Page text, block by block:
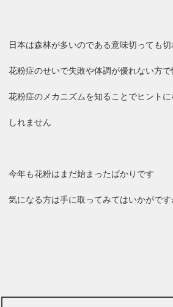
日本は森林が多いのである意味切っても
花粉症のせいで失敗や体調が優れない方
花粉症のメカニズムを知ることでヒント
しれません
今年も花粉はまだ始まったばかりです
気になる方は手に取ってみてはいかがです